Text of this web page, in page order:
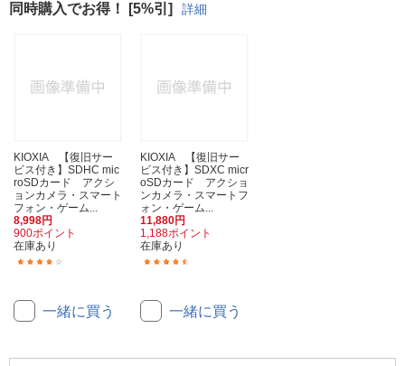
同時購入でお得！ [5%引] 詳細
KIOXIA 【復旧サー
ビス付き】SDHC mic
roSDカード アクシ
ョンカメラ・スマート
フォン・ゲーム...
8,998円
900ポイント
在庫あり
一緒に買う
KIOXIA 【復旧サー
ビス付き】SDXC micr
oSDカード アクショ
ンカメラ・スマートフ
ォン・ゲーム...
11,880円
1,188ポイント
在庫あり
一緒に買う